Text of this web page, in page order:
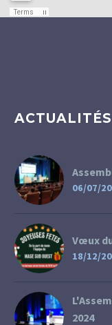
ACTUALITÉS
06/07/
Vœux
18/12/
2024